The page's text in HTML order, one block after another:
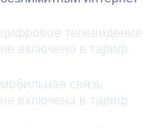
цифровое телевидение
не включено в тариф
мобильная связь
не включена в тариф